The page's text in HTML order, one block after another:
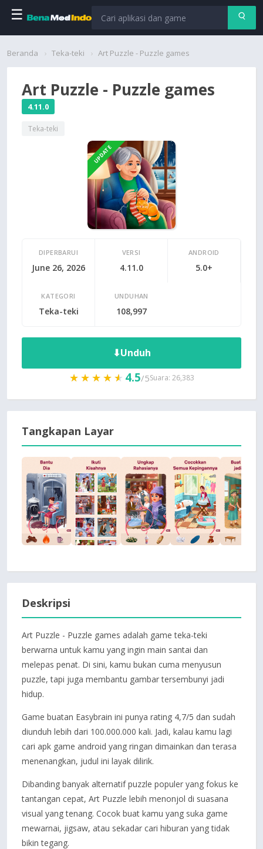
☰
Beranda
Permainan
Beranda Teka-teki Art Puzzle - Puzzle games
Art Puzzle - Puzzle games
4.11.0
Teka-teki
UPDATE
DIPERBARUI
June 26, 2026
VERSI
4.11.0
ANDROID
5.0+
KATEGORI
Teka-teki
UNDUHAN
108,997
⬇Unduh
★★★★★
★★★★★ 4.5/5Suara: 26,383
Tangkapan Layar
Deskripsi
Art Puzzle - Puzzle games adalah game teka-teki
berwarna untuk kamu yang ingin main santai dan
melepas penat. Di sini, kamu bukan cuma menyusun
puzzle, tapi juga membantu gambar tersembunyi jadi
hidup.
Game buatan Easybrain ini punya rating 4,7/5 dan sudah
diunduh lebih dari 100.000.000 kali. Jadi, kalau kamu lagi
cari apk game android yang ringan dimainkan dan terasa
menenangkan, judul ini layak dilirik.
Dibanding banyak alternatif puzzle populer yang fokus ke
tantangan cepat, Art Puzzle lebih menonjol di suasana
visual yang tenang. Cocok buat kamu yang suka game
mewarnai, jigsaw, atau sekadar cari hiburan yang tidak
bikin tegang.